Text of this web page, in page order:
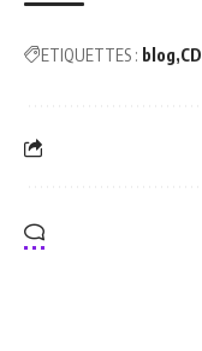
ETIQUETTES : blog